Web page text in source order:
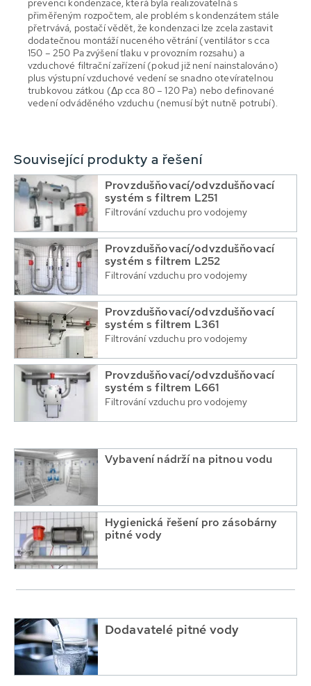
prevenci kondenzace, která byla realizovatelná s
přiměřeným rozpočtem, ale problém s kondenzátem stále
přetrvává, postačí vědět, že kondenzaci lze zcela zastavit
dodatečnou montáží nuceného větrání (ventilátor s cca
150 – 250 Pa zvýšení tlaku v provozním rozsahu) a
vzduchové filtrační zařízení (pokud již není nainstalováno)
plus výstupní vzduchové vedení se snadno otevíratelnou
trubkovou zátkou (Δp cca 80 – 120 Pa) nebo definované
vedení odváděného vzduchu (nemusí být nutně potrubí).
Související produkty a řešení
Provzdušňovací/odvzdušňovací
systém s filtrem L251
Filtrování vzduchu pro vodojemy
Provzdušňovací/odvzdušňovací
systém s filtrem L252
Filtrování vzduchu pro vodojemy
Provzdušňovací/odvzdušňovací
systém s filtrem L361
Filtrování vzduchu pro vodojemy
Provzdušňovací/odvzdušňovací
systém s filtrem L661
Filtrování vzduchu pro vodojemy
Vybavení nádrží na pitnou vodu
Hygienická řešení pro zásobárny
pitné vody
Dodavatelé pitné vody